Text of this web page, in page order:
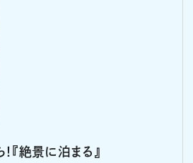
『絶景に泊まる』